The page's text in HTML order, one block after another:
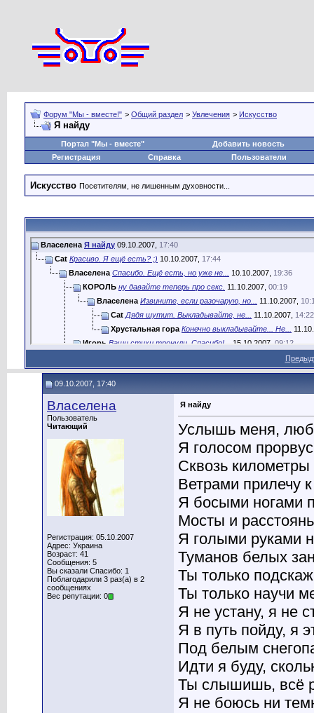
Форум "Мы - вместе!" > Общий раздел > Увлечения > Искусство
Я найду
Портал "Мы - вместе"
Добавить новость
Регистрация
Справка Пользователи
Искусство Посетителям, не лишенным духовности...
Власелена Я найду 09.10.2007, 17:40
Cat Красиво. Я ещё есть? ;) 10.10.2007, 17:44
Власелена Спасибо. Ещё есть, но уже не... 10.10.2007, 19:36
КОРОЛЬ ну давайте теперь про секс. 11.10.2007, 00:19
Власелена Извините, если разочарую, но... 11.10.2007,
Cat Дядя шутит. Выкладывайте, не... 11.10.2007, 14:22
Хрустальная гора Конечно выкладывайте... Не...
Игорь Ваши стихи тронули. Спасибо!... 15.10.2007, 09:12
09.10.2007, 17:40
Власелена
Пользователь
Читающий
Регистрация: 05.10.2007
Адрес: Украина
Возраст: 41
Сообщения: 5
Вы сказали Спасибо: 1
Поблагодарили 3 раз(а) в 2
сообщениях
Вес репутации: 0
Я найду
Услышь меня,
Я голосом
Сквозь
Ветрами прилечу
Я босыми ногами
Мосты и
Я голыми руками
Туманов белых
Ты только
Ты только научи
Я не устану, я не
Я в путь пойду, я
Под белым
Идти я буду,
Ты слышишь, всё
Я не боюсь ни